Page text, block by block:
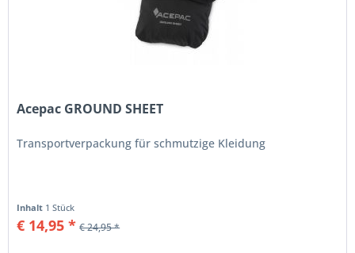
Acepac GROUND SHEET
Transportverpackung für schmutzige Kleidung
Inhalt 1 Stück
€ 14,95 * € 24,95 *